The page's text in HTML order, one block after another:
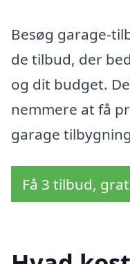
Besøg garage-
de tilbud, der
og dit budget.
nemmere at få
garage
Få 3 tilbud,